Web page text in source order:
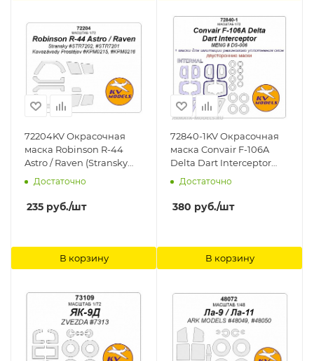
72204KV Окрасочная
маска Robinson R-44
Astro / Raven (Stransky
#STR7202, #STR7201 /
Kovoz?vody Prost?jov
#KPM0215, #KPM0216) +
маски на диски и колеса
Достаточно
235 руб./шт
В корзину
72840-1KV Окрасочная
маска Convair F-106A
Delta Dart Interceptor
(MENG # DS-006) -
(Двусторонние маски) +
маски на диски и колеса
KV Models
Достаточно
380 руб./шт
В корзину